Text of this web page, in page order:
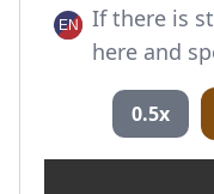
If there is
here and
0.5x